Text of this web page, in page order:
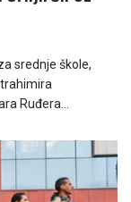
srednje škole,
Ruđera
BiH.